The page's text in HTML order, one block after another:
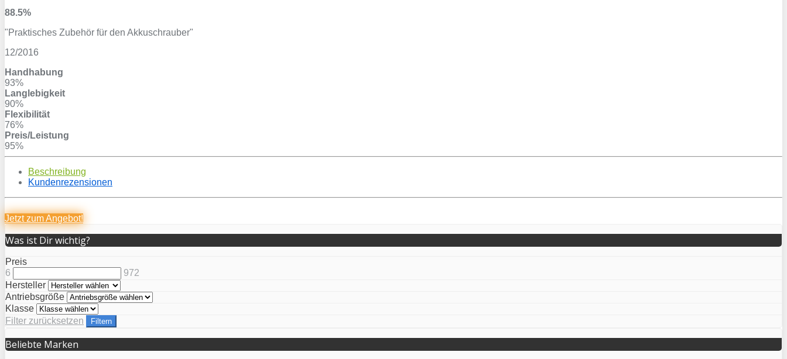
88.5%
"Praktisches Zubehör für den Akkuschrauber"
12/2016
Handhabung
93%
Langlebigkeit
90%
Flexibilität
76%
Preis/Leistung
95%
Beschreibung
Kundenrezensionen
Jetzt zumAngebot!
Was ist Dir wichtig?
Preis
6
972
Hersteller
Antriebsgröße
Klasse
Filter zurücksetzen
Filtern
Beliebte Marken